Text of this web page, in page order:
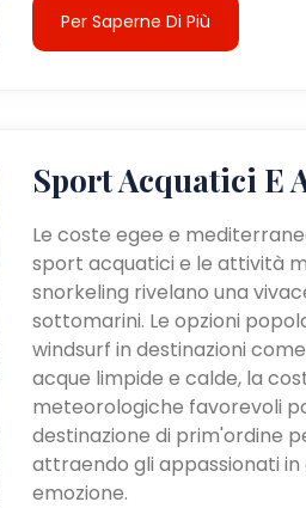
Per Saperne Di Più
Sport Acquatici E
Le coste egee e
sport acquatici e le attività
snorkeling rivelano una
sottomarini. Le opzioni
windsurf in destinazioni
acque limpide e calde, la
meteorologiche favorevoli
destinazione di prim'ordine
attraendo gli appassionati
emozione.